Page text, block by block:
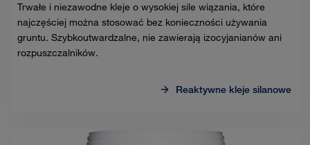
Trwałe i niezawodne kleje o wysokiej sile wiązania, które
najczęściej można stosować bez konieczności używania
gruntu. Szybkoutwardzalne, nie zawierają izocyjanianów ani
rozpuszczalników.
Reaktywne kleje silanowe